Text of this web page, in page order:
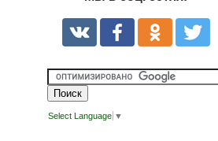
Select Language ▼